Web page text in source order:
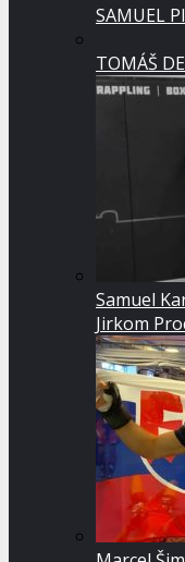
SAMUEL
TOMÁŠ
Samuel
Jirkom